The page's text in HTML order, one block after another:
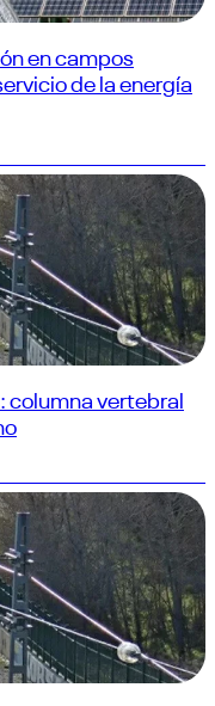
en campos
de la energía
columna vertebral